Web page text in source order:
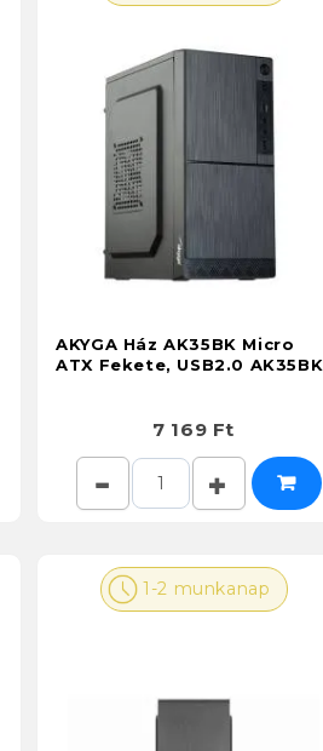
AKYGA Ház AK35BK Micro
ATX Fekete, USB2.0 AK35BK
7 169 Ft
1-2 munkanap